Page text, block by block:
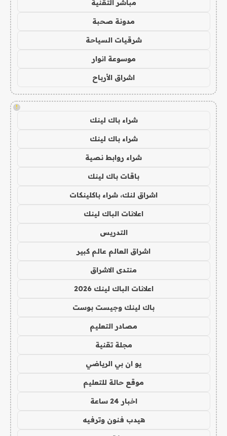
مباشر التقنية
مدونة صحبة
شرقيات السياحة
موسوعة انوار
اشراق الأرباح
!
شراء باك لينك
شراء باك لينك
شراء روابط نصية
باقات باك لينك
اشراق لنك، شراء باكلينكات
اعلانات الباك لينك
التدريس
اشراق العالم عالم كبير
منتدى الاشراق
اعلانات الباك لينك 2026
باك لينك وجيست بوست
مصادر التعليم
مجلة تقنية
يو ان بي الرياضي
موقع حالة للتعليم
اخبار 24 ساعة
هيدب فنون وترفيه